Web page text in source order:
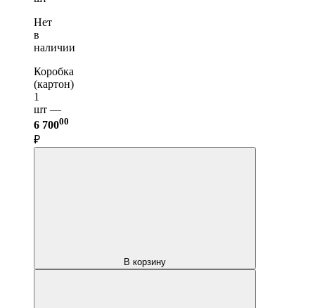
Нет
в
наличии
Коробка
(картон)
1
шт —
6 70000
₽
В корзину